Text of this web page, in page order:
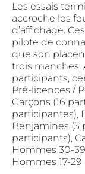
Les essais
accroche les
d’affichage.
pilote de
que son
trois
participants,
Pré-licences /
Garçons (16
participantes),
Benjamines (3
participants),
Hommes 30-
Hommes 17-